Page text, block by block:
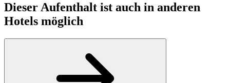
Dieser Aufenthalt ist auch in anderen
Hotels möglich